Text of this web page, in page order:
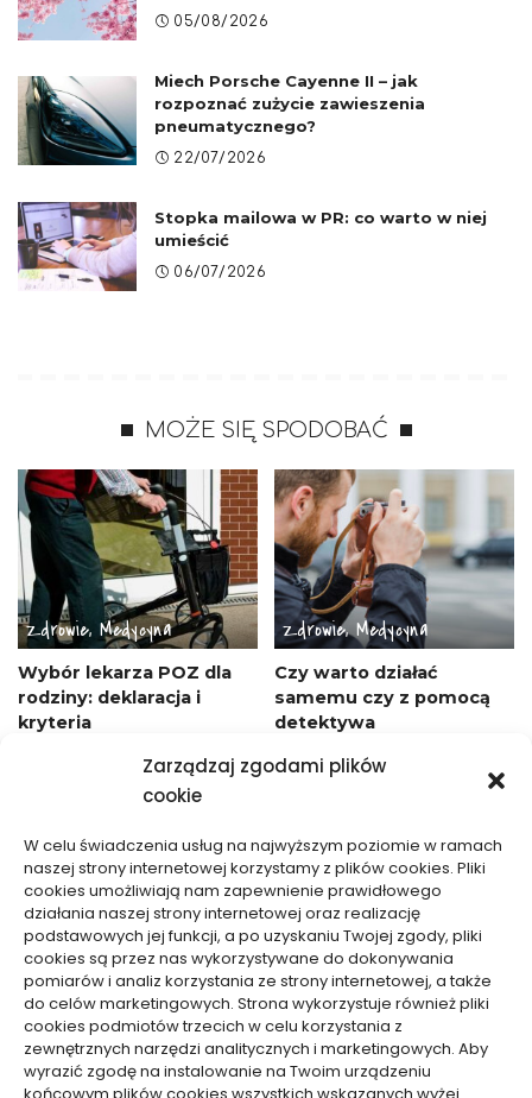
Zarządzaj zgodami plików
cookie
W celu świadczenia usług na najwyższym poziomie w ramach
naszej strony internetowej korzystamy z plików cookies. Pliki
cookies umożliwiają nam zapewnienie prawidłowego
działania naszej strony internetowej oraz realizację
podstawowych jej funkcji, a po uzyskaniu Twojej zgody, pliki
cookies są przez nas wykorzystywane do dokonywania
pomiarów i analiz korzystania ze strony internetowej, a także
do celów marketingowych. Strona wykorzystuje również pliki
cookies podmiotów trzecich w celu korzystania z
zewnętrznych narzędzi analitycznych i marketingowych. Aby
wyrazić zgodę na instalowanie na Twoim urządzeniu
05/08/2026
Miech Porsche Cayenne II – jak
rozpoznać zużycie zawieszenia
pneumatycznego?
22/07/2026
Stopka mailowa w PR: co warto w niej
umieścić
06/07/2026
MOŻE SIĘ SPODOBAĆ
Zdrowie, Medycyna
Wybór lekarza POZ dla
rodziny: deklaracja i
kryteria
Zdrowie, Medycyna
Czy warto działać
samemu czy z pomocą
detektywa
05/12/2025
Zdrowie, Medycyna
Jakie badania dostępne
są u okulisty
16/10/2025
Zdrowie, Medycyna
Wynajem drukarek i
kserokopiarek – kiedy
może się opłacać
15/10/2025